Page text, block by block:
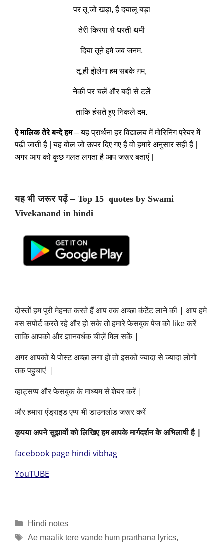
पर तू जो खड़ा, है दयालू बड़ा
तेरी किरपा से धरती थमी
दिया तूने हमे जब जनम,
तू ही झेलेगा हम सबके ग़म,
नेकी पर चलें और बदी से टलें
ताकि हंसते हुए निकले दम.
ऐ मालिक तेरे बन्दे हम– यह प्रार्थना हर विद्यालय में मोरिनिंग प्रेयर में
पढ़ी जाती है | यह बोल जो ऊपर दिए गए हैं वो हमारे अनुसार सही हैं |
अगर आप को कुछ गलत लगता है आप जरूर बताएं |
यह भी जरूर पढ़ें – Top 15 quotes by Swami
Vivekanand in hindi
दोस्तों हम पूरी मेहनत करते हैं आप तक अच्छा कंटेंट लाने की | आप हमे
बस सपोर्ट करते रहे और हो सके तो हमारे फेसबुक पेज को likeकरें
ताकि आपको और ज्ञानवर्धक चीज़ें मिल सकें |
अगर आपको ये पोस्ट अच्छा लगा हो तो इसको ज्यादा से ज्यादा लोगों
तक पहुचाएं |
व्हाट्सप्प और फेसबुक के माध्यम से शेयर करें |
और हमारा एंड्राइड एप्प भी डाउनलोड जरूर करें
कृपया अपने सुझावों को लिखिए हम आपके मार्गदर्शन के अभिलाषी है |
facebook page hindi vibhag
YouTUBE
Categories
Hindi notes
Tags
Ae maalik tere vande hum prarthana lyrics,